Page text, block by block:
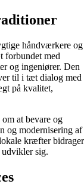
håndværkere og
forbundet med
og ingeniører. Den
til i tæt dialog med
på kvalitet,
at bevare og
og modernisering af
kræfter bidrager
sig.